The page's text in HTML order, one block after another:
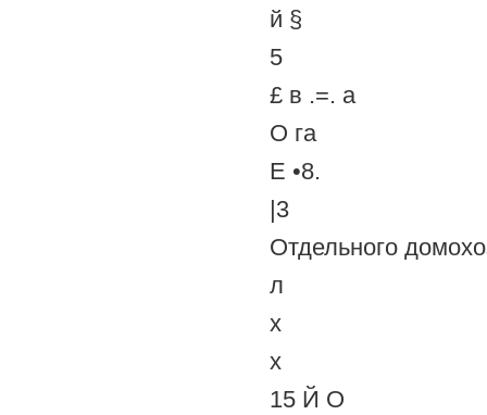
й §
5
£ в .=. а
О га
Е •8.
|3
Отдельного
л
х
х
15 Й О